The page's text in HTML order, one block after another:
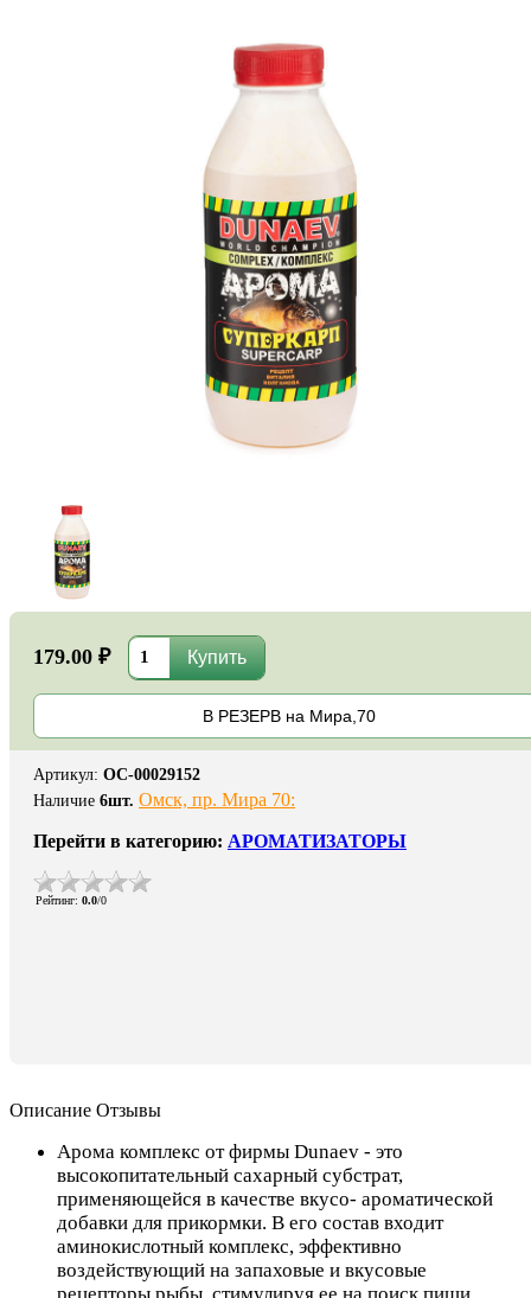
179.00 ₽
В РЕЗЕРВ на Мира,70
Артикул: ОС-00029152
Наличие 6шт. Омск, пр. Мира 70:
Перейти в категорию: АРОМАТИЗАТОРЫ
Рейтинг: 0.0/0
Описание Отзывы
Арома комплекс от фирмы Dunaev - это
высокопитательный сахарный субстрат,
применяющейся в качестве вкусо- ароматической
добавки для прикормки. В его состав входит
аминокислотный комплекс, эффективно
воздействующий на запаховые и вкусовые